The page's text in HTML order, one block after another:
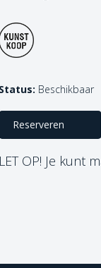
Status: Beschikbaar
Reserveren
LET OP! Je kunt